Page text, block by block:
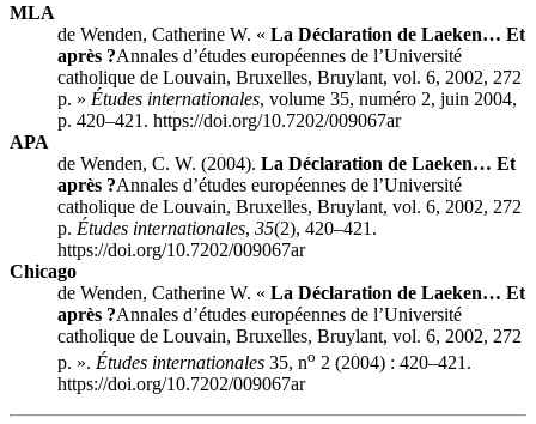
MLA
de Wenden, Catherine W. « La Déclaration de Laeken… Et
après ?Annales d’études européennes de l’Université
catholique de Louvain, Bruxelles, Bruylant, vol. 6, 2002, 272
p. » Études internationales, volume 35, numéro 2, juin 2004,
p. 420–421. https://doi.org/10.7202/009067ar
APA
de Wenden, C. W. (2004). La Déclaration de Laeken… Et
après ?Annales d’études européennes de l’Université
catholique de Louvain, Bruxelles, Bruylant, vol. 6, 2002, 272
p. Études internationales, 35(2), 420–421.
https://doi.org/10.7202/009067ar
Chicago
de Wenden, Catherine W. « La Déclaration de Laeken… Et
après ?Annales d’études européennes de l’Université
catholique de Louvain, Bruxelles, Bruylant, vol. 6, 2002, 272
p. ». Études internationales 35, no 2 (2004) : 420–421.
https://doi.org/10.7202/009067ar